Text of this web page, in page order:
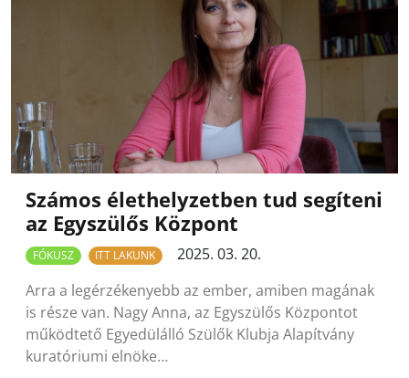
Számos élethelyzetben tud segíteni
az Egyszülős Központ
FÓKUSZ ITT LAKUNK
2025. 03. 20.
Arra a legérzékenyebb az ember, amiben magának
is része van. Nagy Anna, az Egyszülős Központot
működtető Egyedülálló Szülők Klubja Alapítvány
kuratóriumi elnöke…